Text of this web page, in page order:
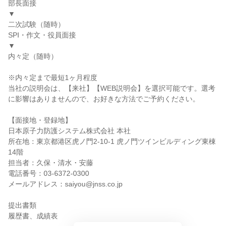
部長面接
▼
二次試験（随時）
SPI・作文・役員面接
▼
内々定（随時）
※内々定まで最短1ヶ月程度
当社の説明会は、【来社】【WEB説明会】を選択可能です。選考
に影響はありませんので、お好きな方法でご予約ください。
【面接地・登録地】
日本原子力防護システム株式会社 本社
所在地：東京都港区虎ノ門2-10-1 虎ノ門ツインビルディング東棟
14階
担当者：久保・清水・安藤
電話番号：03-6372-0300
メールアドレス：saiyou@jnss.co.jp
提出書類
履歴書、成績表